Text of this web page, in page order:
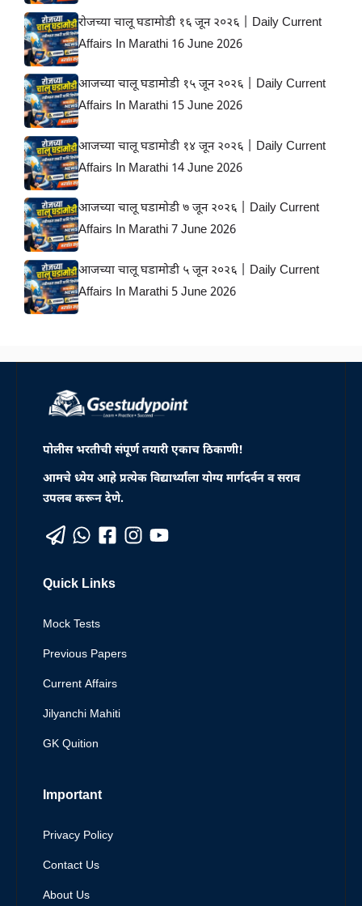
रोजच्या चालू घडामोडी १६ जून २०२६ | Daily Current
Affairs In Marathi 16 June 2026
आजच्या चालू घडामोडी १५ जून २०२६ | Daily Current
Affairs In Marathi 15 June 2026
आजच्या चालू घडामोडी १४ जून २०२६ | Daily Current
Affairs In Marathi 14 June 2026
आजच्या चालू घडामोडी ७ जून २०२६ | Daily Current
Affairs In Marathi 7 June 2026
आजच्या चालू घडामोडी ५ जून २०२६ | Daily Current
Affairs In Marathi 5 June 2026
पोलीस भरतीची संपूर्ण तयारी एकाच ठिकाणी!
आमचे ध्येय आहे प्रत्येक विद्यार्थ्यांला योग्य मार्गदर्वन व सराव
उपलब करून देणे.
Quick Links
Mock Tests
Previous Papers
Current Affairs
Jilyanchi Mahiti
GK Quition
Important
Privacy Policy
Contact Us
About Us